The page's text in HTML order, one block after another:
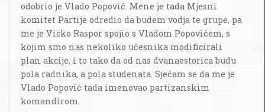
odobrio je Vlado Popović. Mene je tada Mjesni
komitet Partije odredio da budem vodja te grupe, pa
me je Vicko Raspor spojio s Vladom Popovićem, s
kojim smo nas nekoliko učesnika modificirali
plan akcije, i to tako da od nas dvanaestorica budu
pola radnika, a pola studenata. Sjećam se da me je
Vlado Popović tada imenovao partizanskim
komandirom.